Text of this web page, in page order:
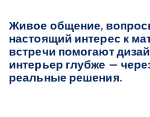
Живое общение,
настоящий интерес к
встречи помогают
интерьер глубже —
реальные решения.